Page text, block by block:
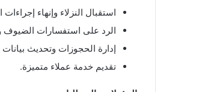
استقبال النزلاء وإنهاء
الرد على استفسارات الضيوف
إدارة الحجوزات وتحديث بيانات
تقديم خدمة عملاء متميزة.